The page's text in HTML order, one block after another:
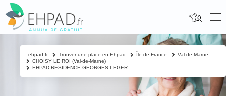
ehpad.fr Trouver une place en Ehpad Île-de-France
Val-de-Marne
CHOISY LE ROI (Val-de-Marne)
EHPAD RESIDENCE GEORGES LEGER